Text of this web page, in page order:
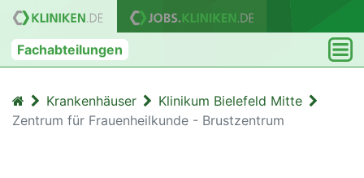
Fachabteilungen
Krankenhäuser
Klinikum Bielefeld Mitte
Zentrum für Frauenheilkunde - Brustzentrum